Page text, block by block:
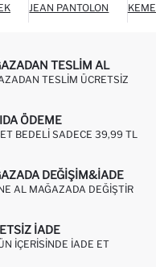
JEAN PANTOLON
TESLIM AL
TESLIM ÜCRETSIZ
ÖDEME
BEDELI SADECE 39,99 TL
DEĞIŞIM&İADE
AL MAĞAZADA DEĞIŞTIR
IADE
IÇERISINDE IADE ET